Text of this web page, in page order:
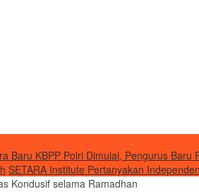
Baru KBPP Polri Dimulai, Pengurus Baru
SETARA Institute Pertanyakan
Kondusif selama Ramadhan